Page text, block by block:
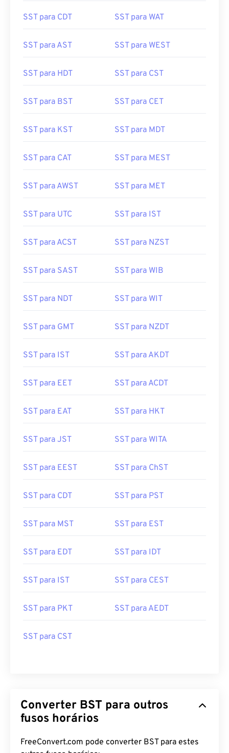
SST para CDT SST para WAT
SST para AST SST para WEST
SST para HDT SST para CST
SST para BST SST para CET
SST para KST SST para MDT
SST para CAT SST para MEST
SST para AWST SST para MET
SST para UTC SST para IST
SST para ACST SST para NZST
SST para SAST SST para WIB
SST para NDT SST para WIT
SST para GMT SST para NZDT
SST para IST SST para AKDT
SST para EET SST para ACDT
SST para EAT SST para HKT
SST para JST SST para WITA
SST para EEST SST para ChST
SST para CDT SST para PST
SST para MST SST para EST
SST para EDT SST para IDT
SST para IST SST para CEST
SST para PKT SST para AEDT
SST para CST
Converter BST para outros
fusos horários
FreeConvert.com pode converter BST para estes